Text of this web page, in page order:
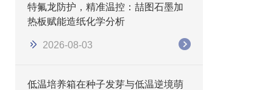
特氟龙防护，精准温控：喆图石墨加
热板赋能造纸化学分析
2026-08-03
低温培养箱在种子发芽与低温逆境萌